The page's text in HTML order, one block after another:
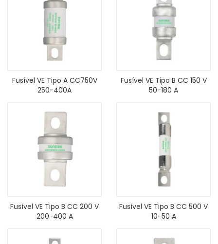
Fusível VE Tipo A CC750V
250-400A
Fusível VE Tipo B CC 150 V
50-180 A
Fusível VE Tipo B CC 200 V
200-400 A
Fusível VE Tipo B CC 500 V
10-50 A